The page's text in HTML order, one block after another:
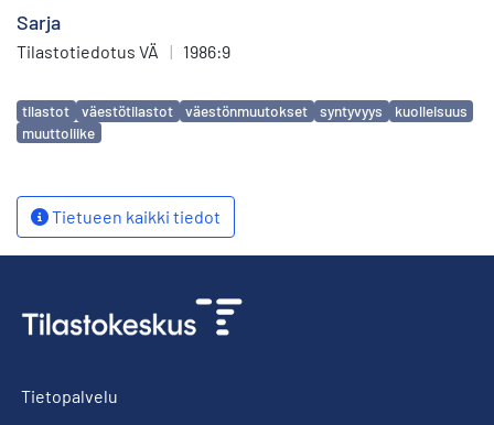
Sarja
Tilastotiedotus VÄ | 1986:9
Avainsanat
tilastot väestötilastot väestönmuutokset syntyvyys
kuolleisuus
muuttoliike
Tietueen kaikki tiedot
Tietopalvelu